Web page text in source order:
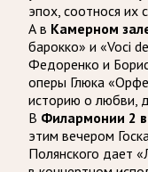
эпох, соотнося их
А в Камерном
барокко» и «Voci
Федоренко и
оперы Глюка
историю о любви,
В Филармонии 2
этим вечером
Полянского дает